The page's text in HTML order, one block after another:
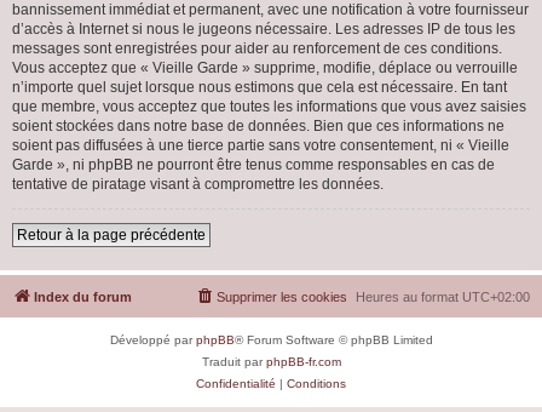
bannissement immédiat et permanent, avec une notification à votre fournisseur
d’accès à Internet si nous le jugeons nécessaire. Les adresses IP de tous les
messages sont enregistrées pour aider au renforcement de ces conditions.
Vous acceptez que « Vieille Garde » supprime, modifie, déplace ou verrouille
n’importe quel sujet lorsque nous estimons que cela est nécessaire. En tant
que membre, vous acceptez que toutes les informations que vous avez saisies
soient stockées dans notre base de données. Bien que ces informations ne
soient pas diffusées à une tierce partie sans votre consentement, ni « Vieille
Garde », ni phpBB ne pourront être tenus comme responsables en cas de
tentative de piratage visant à compromettre les données.
Retour à la page précédente
Index du forum Heures au format UTC+02:00
Supprimer les cookies
Développé parphpBB® Forum Software © phpBB Limited
Traduit parphpBB-fr.com
Confidentialité | Conditions